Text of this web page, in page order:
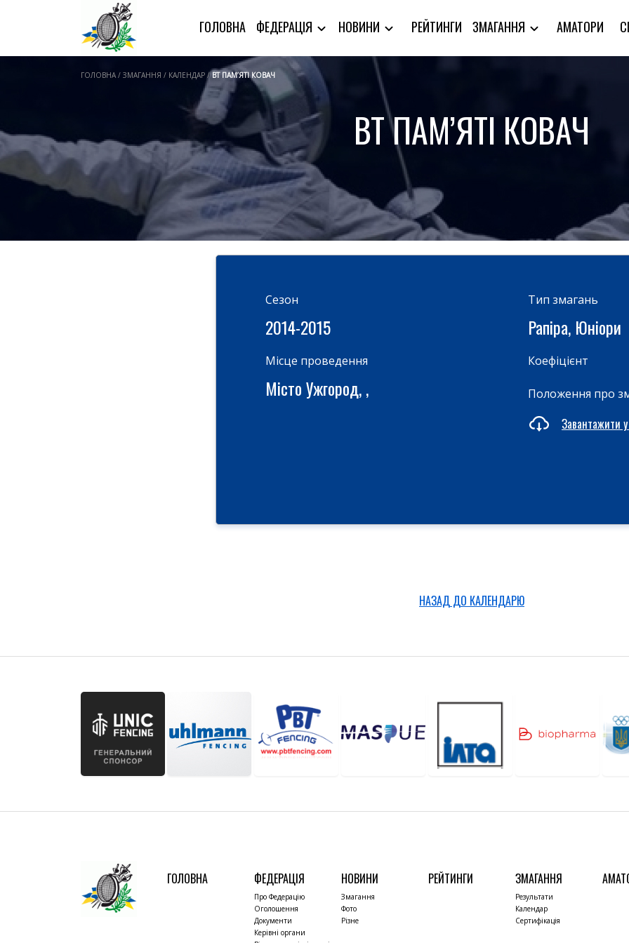
ГОЛОВНА ФЕДЕРАЦІЯ НОВИНИ РЕЙТИНГИ ЗМАГАННЯ АМАТОРИ
ГОЛОВНА / ЗМАГАННЯ / КАЛЕНДАР / ВТ ПАМ’ЯТІ КОВАЧ
ВТ ПАМ’ЯТІ КОВАЧ
Cезон
2014-2015
Місце проведення
Місто Ужгород, ,
Тип змагань
Рапіра, Юніори
Коефіцієнт
Положення про
Завантажити
НАЗАД ДО КАЛЕНДАРЮ
ГОЛОВНА ФЕДЕРАЦІЯ
Про Федерацію
Оголошення
Документи
Керівні органи
НОВИНИ
Змагання
Фото
Різне
РЕЙТИНГИ ЗМАГАННЯ
Результати
Календар
Сертифікація